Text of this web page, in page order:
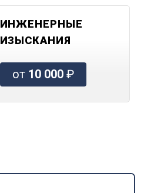
ИНЖЕНЕРНЫЕ
ИЗЫСКАНИЯ
от 10 000₽